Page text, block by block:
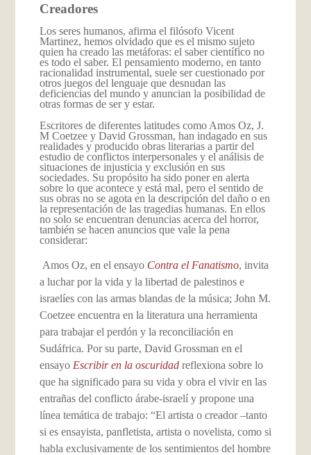
Creadores
Los seres humanos, afirma el filósofo Vicent
Martinez, hemos olvidado que es el mismo sujeto
quien ha creado las metáforas: el saber científico no
es todo el saber. El pensamiento moderno, en tanto
racionalidad instrumental, suele ser cuestionado por
otros juegos del lenguaje que desnudan las
deficiencias del mundo y anuncian la posibilidad de
otras formas de ser y estar.
Escritores de diferentes latitudes como Amos Oz, J.
M Coetzee y David Grossman, han indagado en sus
realidades y producido obras literarias a partir del
estudio de conflictos interpersonales y el análisis de
situaciones de injusticia y exclusión en sus
sociedades. Su propósito ha sido poner en alerta
sobre lo que acontece y está mal, pero el sentido de
sus obras no se agota en la descripción del daño o en
la representación de las tragedias humanas. En ellos
no solo se encuentran denuncias acerca del horror,
también se hacen anuncios que vale la pena
considerar:
Amos Oz, en el ensayo Contra el Fanatismo, invita
a luchar por la vida y la libertad de palestinos e
israelíes con las armas blandas de la música; John M.
Coetzee encuentra en la literatura una herramienta
para trabajar el perdón y la reconciliación en
Sudáfrica. Por su parte, David Grossman en el
ensayo Escribir en la oscuridadreflexiona sobre lo
que ha significado para su vida y obra el vivir en las
entrañas del conflicto árabe-israelí y propone una
línea temática de trabajo: “El artista o creador –tanto
si es ensayista, panfletista, artista o novelista, como si
habla exclusivamente de los sentimientos del hombre